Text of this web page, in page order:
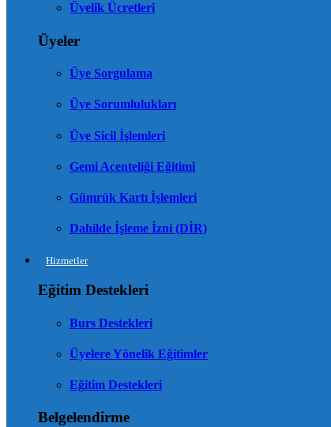
Üyelik Ücretleri
Üyeler
Üye Sorgulama
Üye Sorumlulukları
Üye Sicil İşlemleri
Gemi Acenteliği Eğitimi
Gümrük Kartı İşlemleri
Dahilde İşleme İzni (DİR)
Hizmetler
Eğitim Destekleri
Burs Destekleri
Üyelere Yönelik Eğitimler
Eğitim Destekleri
Belgelendirme